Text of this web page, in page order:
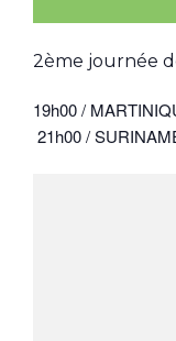
2ème journée
19h00 /
21h00 /